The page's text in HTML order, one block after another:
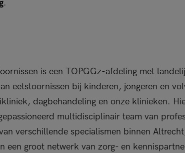
.
is een TOPGGz-afdeling met
eetstoornissen bij kinderen, jongeren en
dagbehandeling en onze klinieken.
multidisciplinair team van
verschillende specialismen binnen
een groot netwerk van zorg- en